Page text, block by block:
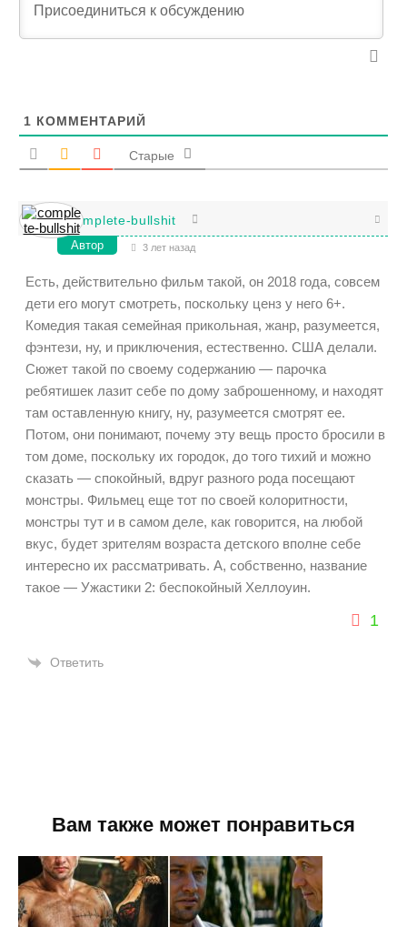
1 КОММЕНТАРИЙ
Старые
complete-bullshit
Автор 3 лет назад
Есть, действительно фильм такой, он 2018 года, совсем
дети его могут смотреть, поскольку ценз у него 6+.
Комедия такая семейная прикольная, жанр, разумеется,
фэнтези, ну, и приключения, естественно. США делали.
Сюжет такой по своему содержанию — парочка
ребятишек лазит себе по дому заброшенному, и находят
там оставленную книгу, ну, разумеется смотрят ее.
Потом, они понимают, почему эту вещь просто бросили в
том доме, поскольку их городок, до того тихий и можно
сказать — спокойный, вдруг разного рода посещают
монстры. Фильмец еще тот по своей колоритности,
монстры тут и в самом деле, как говорится, на любой
вкус, будет зрителям возраста детского вполне себе
интересно их рассматривать. А, собственно, название
такое — Ужастики 2: беспокойный Хеллоуин.
1
Ответить
Вам также может понравиться